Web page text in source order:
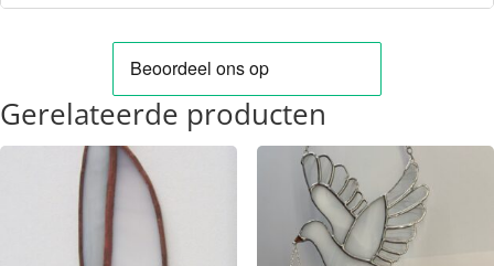
Gerelateerde producten